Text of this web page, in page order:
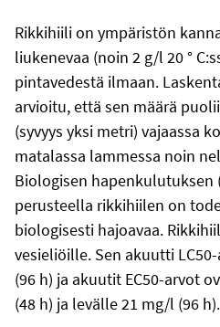
Rikkihiili on ympäristön
liukenevaa (noin 2 g/l 20 °
pintavedestä ilmaan.
arvioitu, että sen määrä
(syvyys yksi metri) vajaassa
matalassa lammessa noin
Biologisen hapenkulutuksen
perusteella rikkihiilen on
biologisesti hajoavaa.
vesieliöille. Sen akuutti
(96 h) ja akuutit EC50-arvot
(48 h) ja levälle 21 mg/l (96 h).